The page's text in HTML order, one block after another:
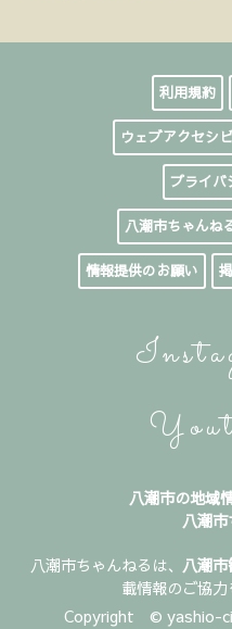
利用規約
ウェブアクセシ
プライバ
八潮市ちゃんね
情報提供のお願い
八潮市の地域
八潮
八潮市ちゃんねるは、 八潮
載情報のご協
Copyright © yashio-